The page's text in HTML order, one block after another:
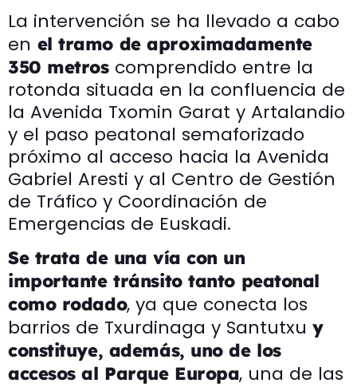
La intervención se ha llevado a cabo
en el tramo de aproximadamente
350 metros comprendido entre la
rotonda situada en la confluencia de
la Avenida Txomin Garat y Artalandio
y el paso peatonal semaforizado
próximo al acceso hacia la Avenida
Gabriel Aresti y al Centro de Gestión
de Tráfico y Coordinación de
Emergencias de Euskadi.
Se trata de una vía con un
importante tránsito tanto peatonal
como rodado, ya que conecta los
barrios de Txurdinaga y Santutxu y
constituye, además, uno de los
accesos al Parque Europa, una de las